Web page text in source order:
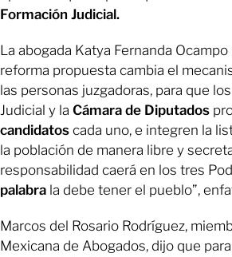
Formación Judicial.
La abogada Katya Fernanda
reforma propuesta cambia el
las personas juzgadoras, para que los
Judicial y la Cámara de Diputados
candidatos cada uno, e integren la
la población de manera libre y
responsabilidad caerá en los tres
palabra la debe tener el pueblo”,
Marcos del Rosario Rodríguez,
Mexicana de Abogados, dijo que